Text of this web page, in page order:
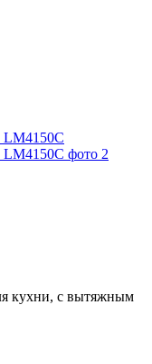
кухни, с вытяжным